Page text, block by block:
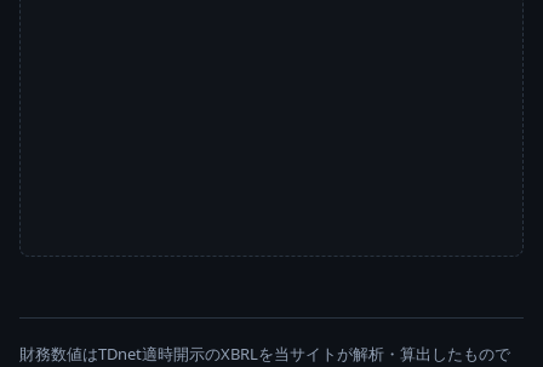
財務数値はTDnet適時開示のXBRLを当サイトが解析・算出したもので